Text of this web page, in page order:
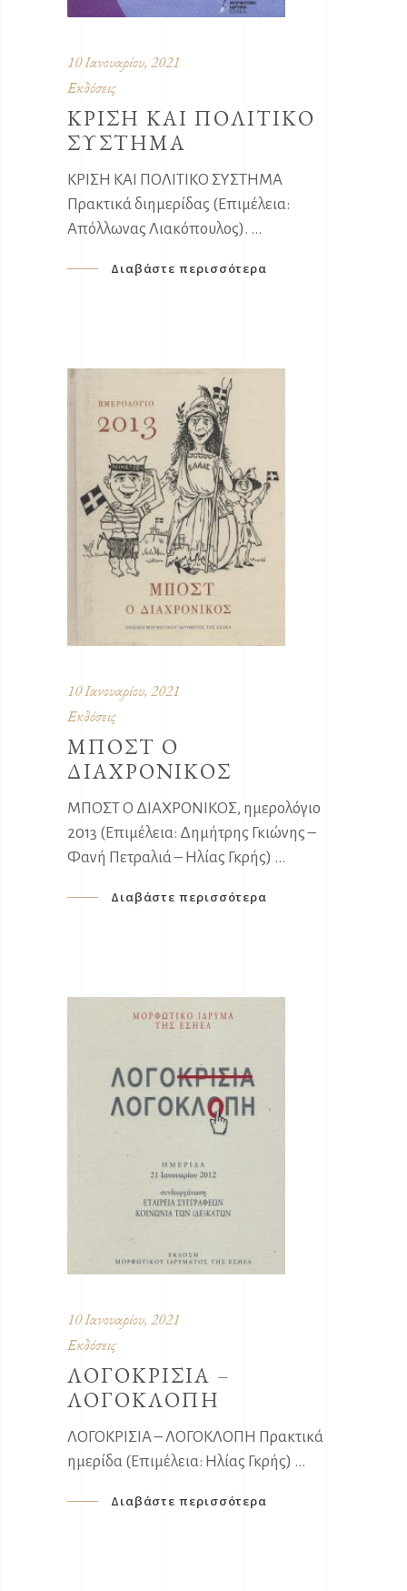
10 Ιανουαρίου, 2021
Εκδόσεις
ΚΡΙΣΗ ΚΑΙ ΠΟΛΙΤΙΚΟ
ΣΥΣΤΗΜΑ
ΚΡΙΣΗ ΚΑΙ ΠΟΛΙΤΙΚΟ ΣΥΣΤΗΜΑ
Πρακτικά διημερίδας (Επιμέλεια:
Απόλλωνας Λιακόπουλος).
Διαβάστε περισσότερα
10 Ιανουαρίου, 2021
Εκδόσεις
ΜΠΟΣΤ Ο
ΔΙΑΧΡΟΝΙΚΟΣ
ΜΠΟΣΤ Ο ΔΙΑΧΡΟΝΙΚΟΣ, ημερολόγιο
2013 (Επιμέλεια: Δημήτρης Γκιώνης –
Φανή Πετραλιά – Ηλίας Γκρής)
Διαβάστε περισσότερα
10 Ιανουαρίου, 2021
Εκδόσεις
ΛΟΓΟΚΡΙΣΙΑ –
ΛΟΓΟΚΛΟΠΗ
ΛΟΓΟΚΡΙΣΙΑ – ΛΟΓΟΚΛΟΠΗ Πρακτικά
ημερίδα (Επιμέλεια: Ηλίας Γκρής)
Διαβάστε περισσότερα